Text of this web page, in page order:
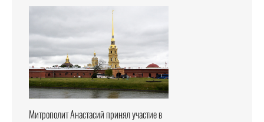
Митрополит Анастасий принял участие в